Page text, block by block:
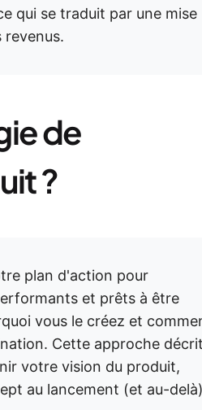
qui se traduit par une mise
revenus.
de
?
plan d'action pour
et prêts à être
vous le créez et
Cette approche décrit
votre vision du produit,
au lancement (et au-